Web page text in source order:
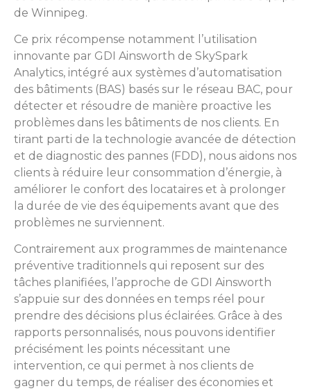
de Winnipeg.
Ce prix récompense notamment l’utilisation
innovante par GDI Ainsworth de SkySpark
Analytics, intégré aux systèmes d’automatisation
des bâtiments (BAS) basés sur le réseau BAC, pour
détecter et résoudre de manière proactive les
problèmes dans les bâtiments de nos clients. En
tirant parti de la technologie avancée de détection
et de diagnostic des pannes (FDD), nous aidons nos
clients à réduire leur consommation d’énergie, à
améliorer le confort des locataires et à prolonger
la durée de vie des équipements avant que des
problèmes ne surviennent.
Contrairement aux programmes de maintenance
préventive traditionnels qui reposent sur des
tâches planifiées, l’approche de GDI Ainsworth
s’appuie sur des données en temps réel pour
prendre des décisions plus éclairées. Grâce à des
rapports personnalisés, nous pouvons identifier
précisément les points nécessitant une
intervention, ce qui permet à nos clients de
gagner du temps, de réaliser des économies et